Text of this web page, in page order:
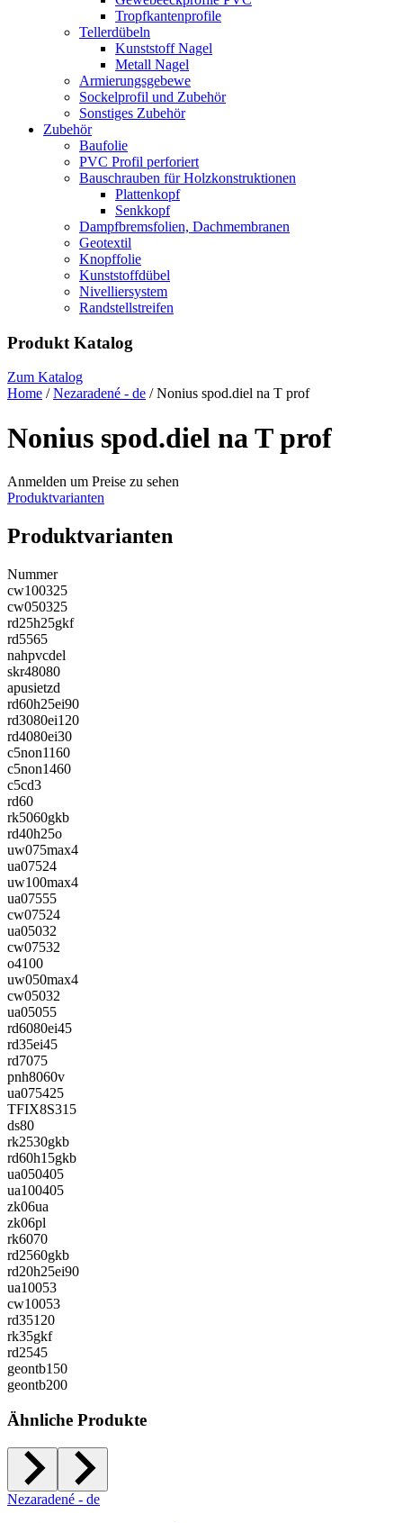
Tropfkantenprofile
Tellerdübeln
Kunststoff Nagel
Metall Nagel
Armierungsgebewe
Sockelprofil und Zubehör
Sonstiges Zubehör
Zubehör
Baufolie
PVC Profil perforiert
Bauschrauben für Holzkonstruktionen
Plattenkopf
Senkkopf
Dampfbremsfolien, Dachmembranen
Geotextil
Knopffolie
Kunststoffdübel
Nivelliersystem
Randstellstreifen
Produkt Katalog
Zum Katalog
Home /Nezaradené - de / Nonius spod.diel na T prof
Nonius spod.diel na T prof
Anmelden um Preise zu sehen
Produktvarianten
Produktvarianten
Nummer
cw100325
cw050325
rd25h25gkf
rd5565
nahpvcdel
skr48080
apusietzd
rd60h25ei90
rd3080ei120
rd4080ei30
c5non1160
c5non1460
c5cd3
rd60
rk5060gkb
rd40h25o
uw075max4
ua07524
uw100max4
ua07555
cw07524
ua05032
cw07532
o4100
uw050max4
cw05032
ua05055
rd6080ei45
rd35ei45
rd7075
pnh8060v
ua075425
TFIX8S315
ds80
rk2530gkb
rd60h15gkb
ua050405
ua100405
zk06ua
zk06pl
rk6070
rd2560gkb
rd20h25ei90
ua10053
cw10053
rd35120
rk35gkf
rd2545
geontb150
geontb200
Ähnliche Produkte
Nezaradené - de